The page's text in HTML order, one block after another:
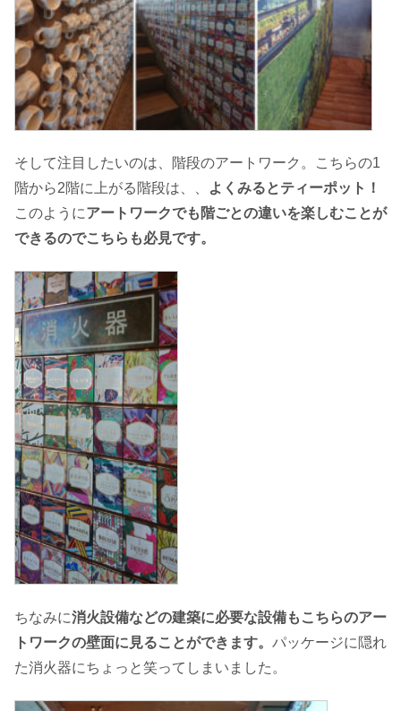
そして注目したいのは、階段のアートワーク。こちらの1
階から2階に上がる階段は、、
よくみるとティーポット！
このようにアートワークでも階ごとの違いを楽しむことが
できるのでこちらも必見です。
ちなみに消火設備などの建築に必要な設備もこちらのアー
トワークの壁面に見ることができます。 パッケージに隠れ
た消火器にちょっと笑ってしまいました。